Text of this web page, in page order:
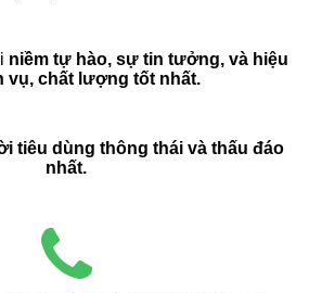
niềm tự hào, sự tin tưởng, và hiệu
vụ, chất lượng tốt nhất.
tiêu dùng thông thái và thấu đáo
nhất.